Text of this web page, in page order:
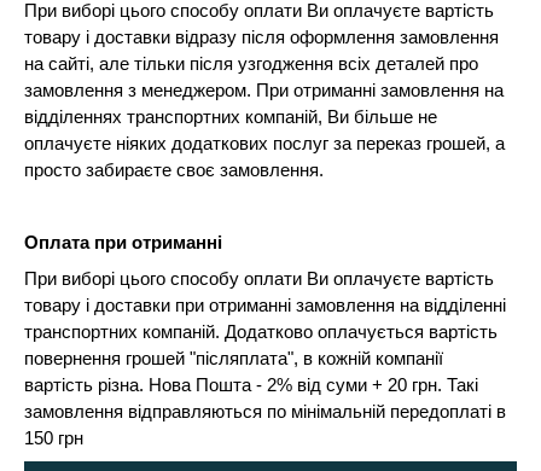
При виборі цього способу оплати Ви оплачуєте вартість
товару і доставки відразу після оформлення замовлення
на сайті, але тільки після узгодження всіх деталей про
замовлення з менеджером. При отриманні замовлення на
відділеннях транспортних компаній, Ви більше не
оплачуєте ніяких додаткових послуг за переказ грошей, а
просто забираєте своє замовлення.
Оплата при отриманні
При виборі цього способу оплати Ви оплачуєте вартість
товару і доставки при отриманні замовлення на відділенні
транспортних компаній. Додатково оплачується вартість
повернення грошей "післяплата", в кожній компанії
вартість різна. Нова Пошта - 2% від суми + 20 грн. Такі
замовлення відправляються по мінімальній передоплаті в
150 грн